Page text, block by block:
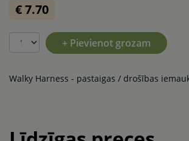
€ 7.70
+ Pievienot grozam
Walky Harness - pastaigas / drošības